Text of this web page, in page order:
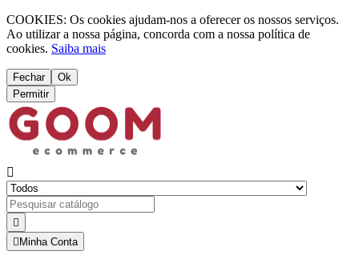
COOKIES: Os cookies ajudam-nos a oferecer os nossos serviços.
Ao utilizar a nossa página, concorda com a nossa política de
cookies. Saiba mais
Fechar
Ok
Permitir


 Minha Conta